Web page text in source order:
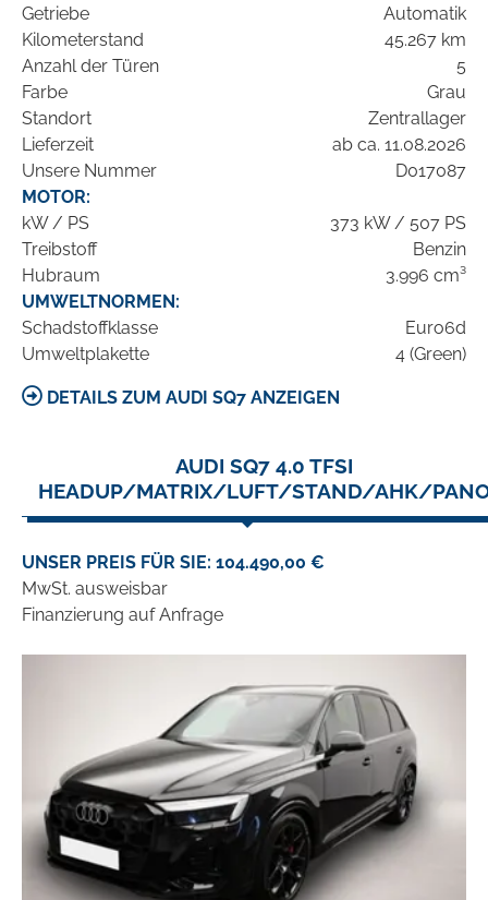
Getriebe
Automatik
Kilometerstand
45.267 km
Anzahl der Türen
5
Farbe
Grau
Standort
Zentrallager
Lieferzeit
ab ca. 11.08.2026
Unsere Nummer
D017087
MOTOR:
kW / PS
373 kW / 507 PS
Treibstoff
Benzin
Hubraum
3.996 cm³
UMWELTNORMEN:
Schadstoffklasse
Euro6d
Umweltplakette
4 (Green)
DETAILS ZUM AUDI SQ7 ANZEIGEN
AUDI SQ7 4.0 TFSI
HEADUP/MATRIX/LUFT/STAND/AHK/
UNSER PREIS FÜR SIE: 104.490,00 €
MwSt. ausweisbar
Finanzierung auf Anfrage